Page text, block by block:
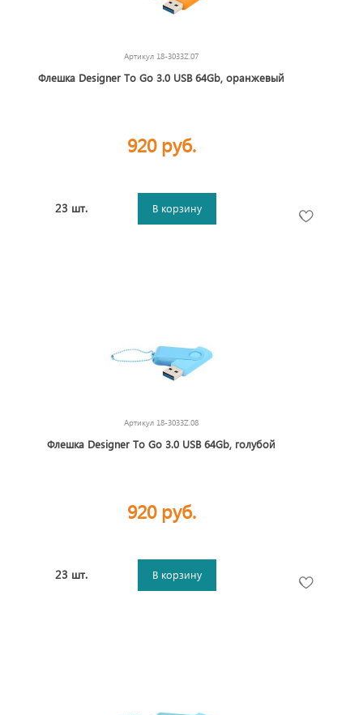
Артикул 18-3033Z.07
Флешка Designer To Go 3.0 USB 64Gb, оранжевый
920 руб.
23 шт. В корзину
Артикул 18-3033Z.08
Флешка Designer To Go 3.0 USB 64Gb, голубой
920 руб.
23 шт. В корзину